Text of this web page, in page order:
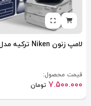
لامپ زنون Niken ترکیه مدل D1S
قیمت محصول:
تومان7.500.000